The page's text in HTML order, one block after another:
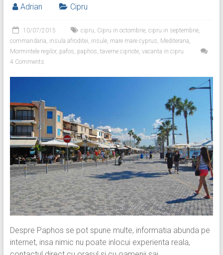
Adrian Cipru
10/07/2015 cipru Cipru in octombrie, cipru in septembrie,
commandaria insula afroditei insule, mare mare cyprus Mediterana
Mormintele regilor, pafos paphos taverne cipriote, vacanta in cipru
4 Comments
Despre Paphos se pot spune multe, informatia abunda pe
internet, insa nimic nu poate inlocui experienta reala,